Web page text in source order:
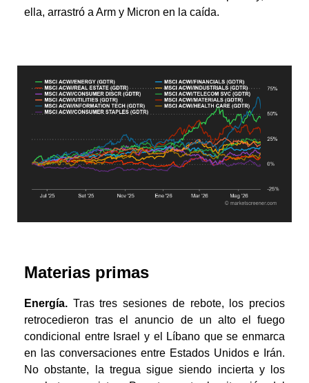
ella, arrastró a Arm y Micron en la caída.
Materias primas
Energía. Tras tres sesiones de rebote, los precios
retrocedieron tras el anuncio de un alto el fuego
condicional entre Israel y el Líbano que se enmarca
en las conversaciones entre Estados Unidos e Irán.
No obstante, la tregua sigue siendo incierta y los